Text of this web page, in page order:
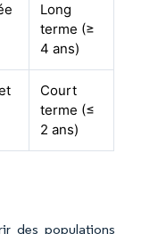
Long
terme (≥
4 ans)
Court
terme (≤
2 ans)
des populations